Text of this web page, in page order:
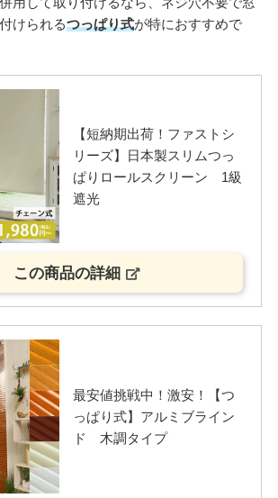
けられるつっぱり式が特におすすめで
【短納期出荷！ファストシ
リーズ】日本製スリムつっ
ぱりロールスクリーン 1級
遮光
この商品の詳細
最安値挑戦中！激安！【つ
っぱり式】アルミブライン
ド 木調タイプ